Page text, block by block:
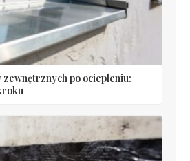
po ociepleniu: